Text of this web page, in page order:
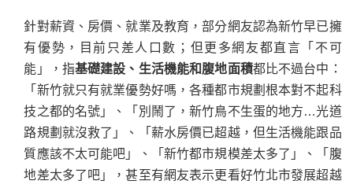
針對薪資、房價、就業及教育，部分網友認為新竹早已擁
有優勢，目前只差人口數；但更多網友都直言「不可
能」，指基礎建設、生活機能和腹地面積都比不過台中：
「新竹就只有就業優勢好嗎，各種都市規劃根本對不起科
技之都的名號」、「別鬧了，新竹鳥不生蛋的地方…光道
路規劃就沒救了」、「薪水房價已超越，但生活機能跟品
質應該不太可能吧」、「新竹都市規模差太多了」、「腹
地差太多了吧」，甚至有網友表示更看好竹北市發展超越